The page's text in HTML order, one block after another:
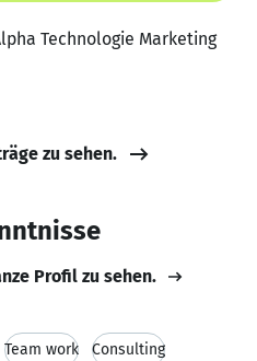
Technologie Marketing
zu sehen.
Profil zu sehen.
Team work Consulting